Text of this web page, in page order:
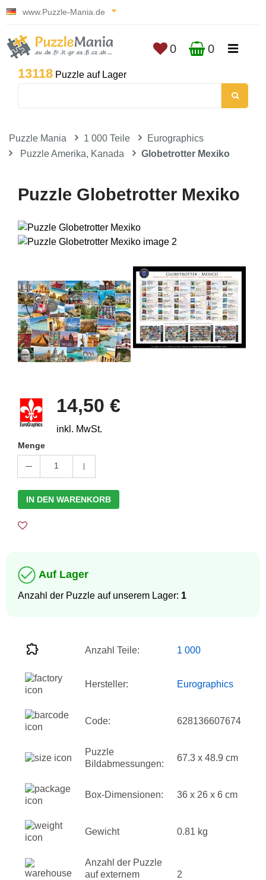
www.Puzzle-Mania.de
13118 Puzzle auf Lager
0 0
Puzzle Mania 1 000 Teile
Eurographics
Puzzle Amerika, Kanada
Globetrotter Mexiko
Puzzle Globetrotter Mexiko
14,50 €
inkl. MwSt.
Menge
1
IN DEN WARENKORB
Auf Lager
Anzahl der Puzzle auf unserem Lager: 1
Anzahl Teile: 1 000
Hersteller: Eurographics
Code: 628136607674
Puzzle
Bildabmessungen:
67.3 x 48.9 cm
Box-Dimensionen: 36 x 26 x 6 cm
Gewicht 0.81 kg
Anzahl der Puzzle
auf externem
2